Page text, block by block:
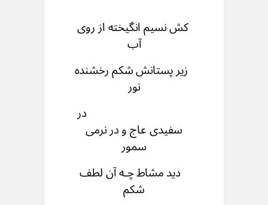
کش نسیم انگیخته از روی
آب
زیر پستانش شکم رخشنده
نور
در
سفیدی عاج و در نرمی
سمور
دید مشاط چـه آن لطف
شكم